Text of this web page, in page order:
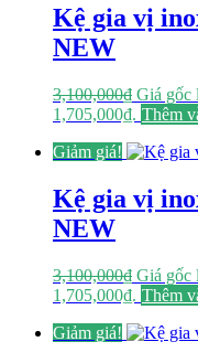
Kệ gia vị
NEW
3,100,000₫ Giá gốc
1,705,000₫. Thêm
Giảm giá!
Kệ gia vị
NEW
3,100,000₫ Giá gốc
1,705,000₫. Thêm
Giảm giá!